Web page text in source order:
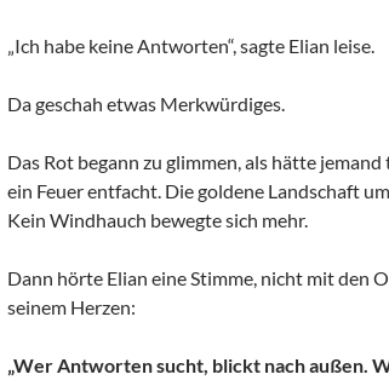
„Ich habe keine Antworten“, sagte Elian leise.
Da geschah etwas Merkwürdiges.
Das Rot begann zu glimmen, als hätte
ein Feuer entfacht. Die goldene Landschaft
Kein Windhauch bewegte sich mehr.
Dann hörte Elian eine Stimme, nicht mit den
seinem Herzen:
„Wer Antworten sucht, blickt nach außen.